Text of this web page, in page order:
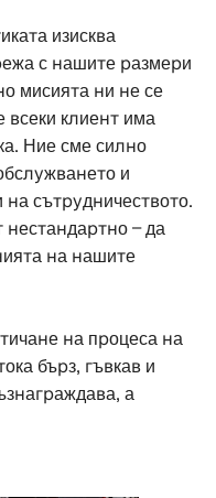
изисква
с нашите размери
мисията ни не се
клиент има
Ние сме силно
и
сътрудничеството.
– да
на нашите
на процеса на
бърз, гъвкав и
а